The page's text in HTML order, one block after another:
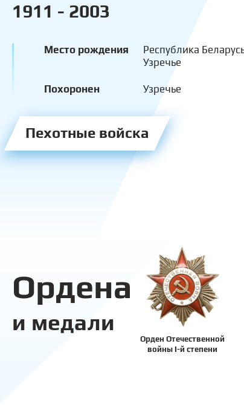
1911 - 2003
Место рождения
Республика
Узречье
Похоронен Узречье
Пехотные войска
Ордена
и медали
Орден Отечественной
войны I-й степени